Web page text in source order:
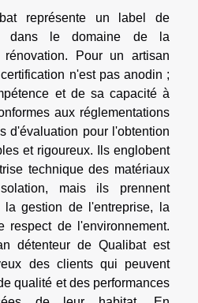
représente un label de
dans le domaine de la
Pour un artisan
n'est pas anodin ;
et de sa capacité à
aux réglementations
d'évaluation pour l'obtention
et rigoureux. Ils englobent
technique des matériaux
mais ils prennent
la gestion de l'entreprise, la
respect de l'environnement.
détenteur de Qualibat est
des clients qui peuvent
qualité et des performances